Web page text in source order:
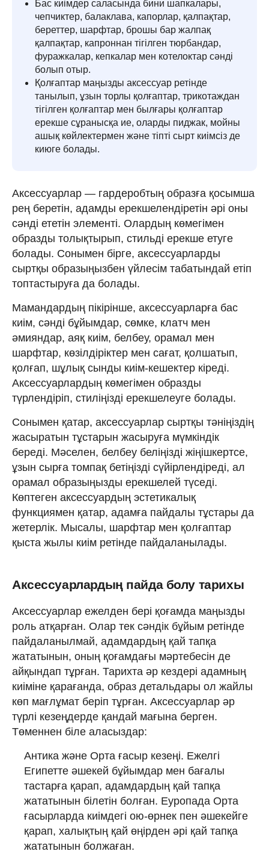
Бас киімдер саласында бини шапкалары,
чепчиктер, балаклава, капорлар, қалпақтар,
береттер, шарфтар, брошы бар жалпақ
қалпақтар, капроннан тігілген тюрбандар,
фуражкалар, кепкалар мен котелоктар сәнді
болып отыр.
Қолғаптар маңызды аксессуар ретінде
танылып, ұзын торлы қолғаптар, трикотаждан
тігілген қолғаптар мен былғары қолғаптар
ерекше сұранысқа ие, оларды пиджак, мойны
ашық көйлектермен және тіпті сырт киімсіз де
киюге болады.
Аксессуарлар — гардеробтың образға қосымша
рең беретін, адамды ерекшелендіретін әрі оны
сәнді ететін элементі. Олардың көмегімен
образды толықтырып, стильді ерекше етуге
болады. Сонымен бірге, аксессуарларды
сыртқы образыңызбен үйлесім табатындай етіп
топтастыруға да болады.
Мамандардың пікірінше, аксессуарларға бас
киім, сәнді бұйымдар, сөмке, клатч мен
әмияндар, аяқ киім, белбеу, орамал мен
шарфтар, көзілдіріктер мен сағат, қолшатып,
қолғап, шұлық сынды киім-кешектер кіреді.
Аксессуарлардың көмегімен образды
түрлендіріп, стиліңізді ерекшелеуге болады.
Сонымен қатар, аксессуарлар сыртқы тәніңіздің
жасыратын тұстарын жасыруға мүмкіндік
береді. Мәселен, белбеу беліңізді жіңішкертсе,
ұзын сырға томпақ бетіңізді сүйірлендіреді, ал
орамал образыңызды ерекшелей түседі.
Көптеген аксессуардың эстетикалық
функциямен қатар, адамға пайдалы тұстары да
жетерлік. Мысалы, шарфтар мен қолғаптар
қыста жылы киім ретінде пайдаланылады.
Аксессуарлардың пайда болу тарихы
Аксессуарлар ежелден бері қоғамда маңызды
роль атқарған. Олар тек сәндік бұйым ретінде
пайдаланылмай, адамдардың қай тапқа
жататынын, оның қоғамдағы мәртебесін де
айқындап тұрған. Тарихта әр кездері адамның
киіміне қарағанда, образ детальдары ол жайлы
көп мағлұмат беріп тұрған. Аксессуарлар әр
түрлі кезеңдерде қандай мағына берген.
Төменнен біле аласыздар:
Антика және Орта ғасыр кезеңі. Ежелгі
Египетте әшекей бұйымдар мен бағалы
тастарға қарап, адамдардың қай тапқа
жататынын білетін болған. Еуропада Орта
ғасырларда киімдегі ою-өрнек пен әшекейге
қарап, халықтың қай өңірден әрі қай тапқа
жататынын болжаған.